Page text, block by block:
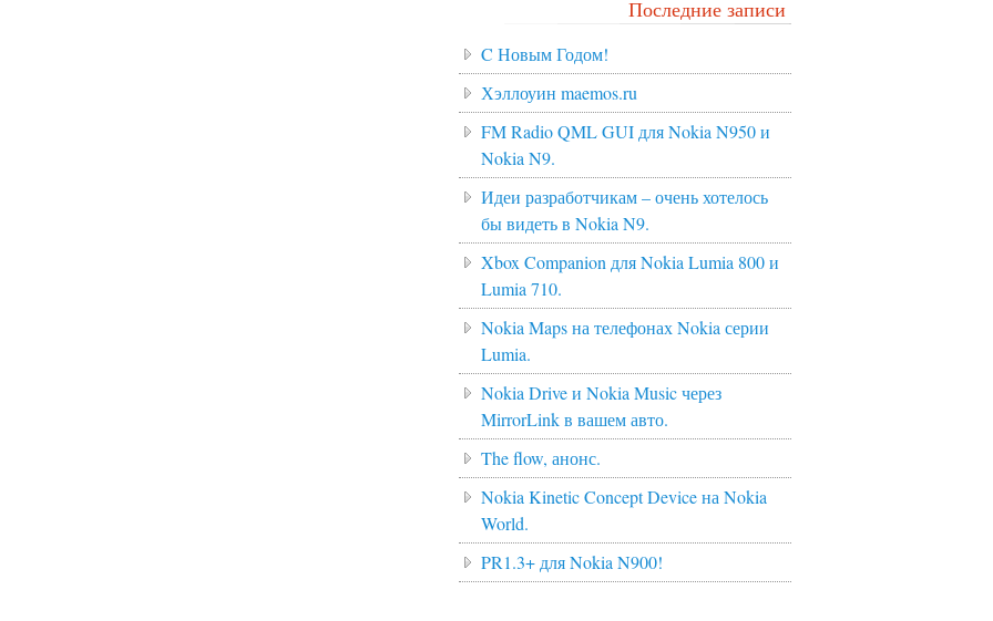
Последние записи
C Новым Годом!
Хэллоуин maemos.ru
FM Radio QML GUI для Nokia N950 и
Nokia N9.
Идеи разработчикам – очень хотелось
бы видеть в Nokia N9.
Xbox Companion для Nokia Lumia 800 и
Lumia 710.
Nokia Maps на телефонах Nokia серии
Lumia.
Nokia Drive и Nokia Music через
MirrorLink в вашем авто.
The flow, анонс.
Nokia Kinetic Concept Device на Nokia
World.
PR1.3+ для Nokia N900!